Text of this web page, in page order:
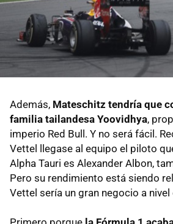
Además, Mateschitz tendría que
familia tailandesa Yoovidhya,
imperio Red Bull. Y no será fácil.
Vettel llegase al equipo el piloto
Alpha Tauri es Alexander Albon,
Pero su rendimiento está siendo
Vettel sería un gran negocio a